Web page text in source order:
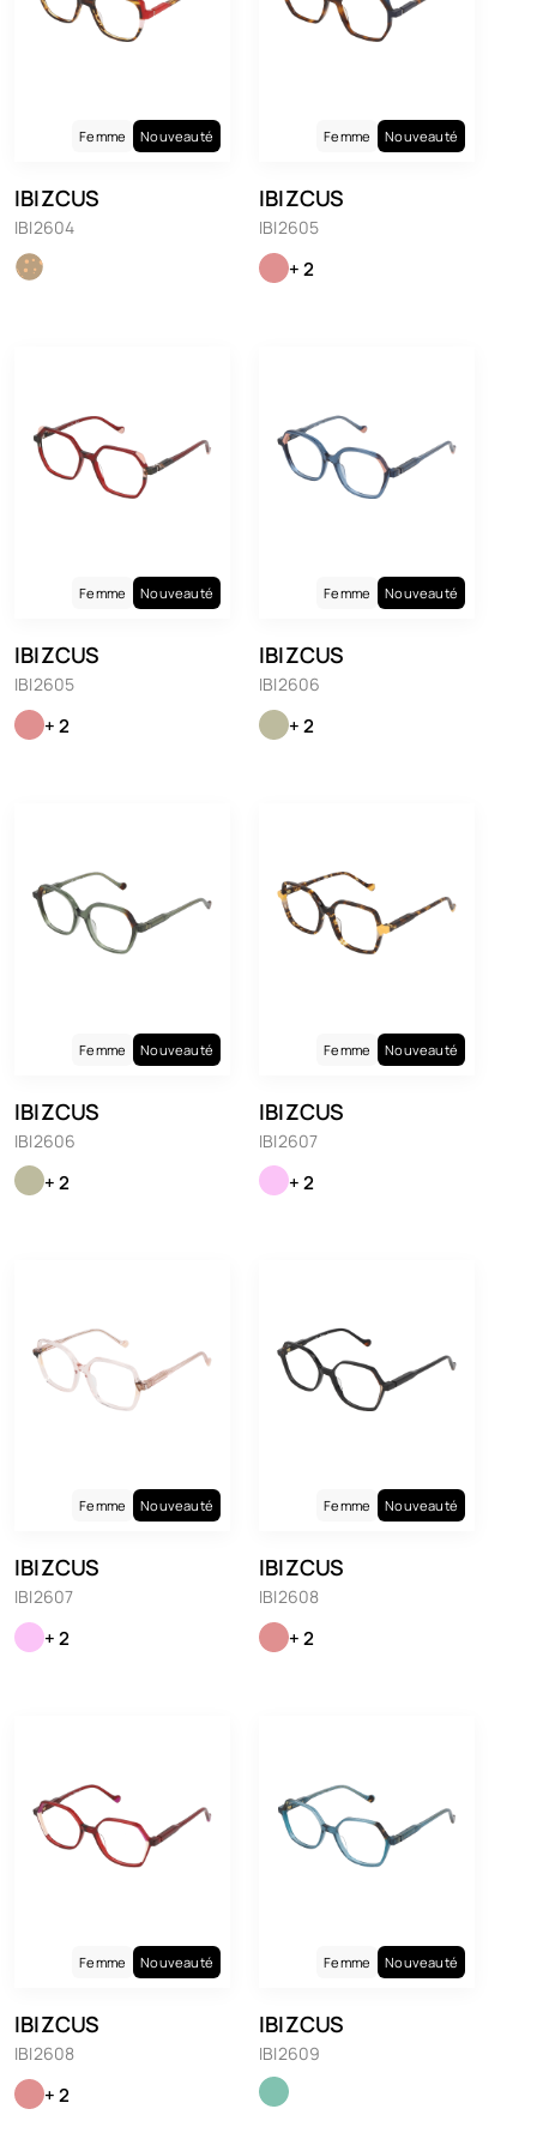
Femme Nouveauté
IBIZCUS
IBI2604
Femme Nouveauté
IBIZCUS
IBI2605
+ 2
Femme Nouveauté
IBIZCUS
IBI2605
+ 2
Femme Nouveauté
IBIZCUS
IBI2606
+ 2
Femme Nouveauté
IBIZCUS
IBI2606
+ 2
Femme Nouveauté
IBIZCUS
IBI2607
+ 2
Femme Nouveauté
IBIZCUS
IBI2607
+ 2
Femme Nouveauté
IBIZCUS
IBI2608
+ 2
Femme Nouveauté
IBIZCUS
IBI2608
+ 2
Femme Nouveauté
IBIZCUS
IBI2609